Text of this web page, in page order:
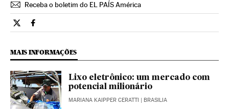
Receba o boletim do EL PAÍS América
Tecnologia El País Brasil en Twitter
Tecnologia El País Brasil en Facebook
MAIS INFORMAÇÕES
Lixo eletrônico: um mercado com
potencial milionário
MARIANA KAIPPER CERATTI | BRASILIA